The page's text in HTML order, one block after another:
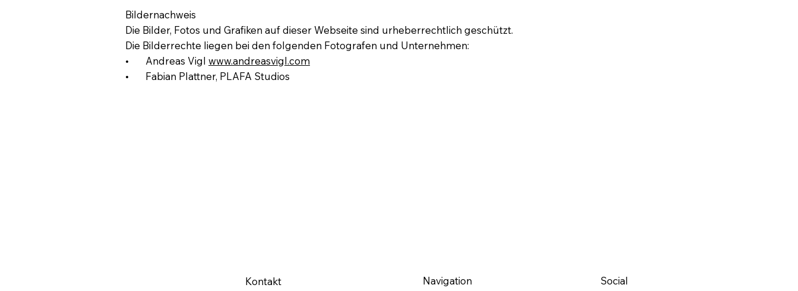
Bildernachweis
Die Bilder, Fotos und Grafiken auf dieser Webseite sind urheberrechtlich geschützt.
Die Bilderrechte liegen bei den folgenden Fotografen und Unternehmen:
• Andreas Viglwww.andreasvigl.com
• Fabian Plattner, PLAFA Studios
Kontakt Navigation Social